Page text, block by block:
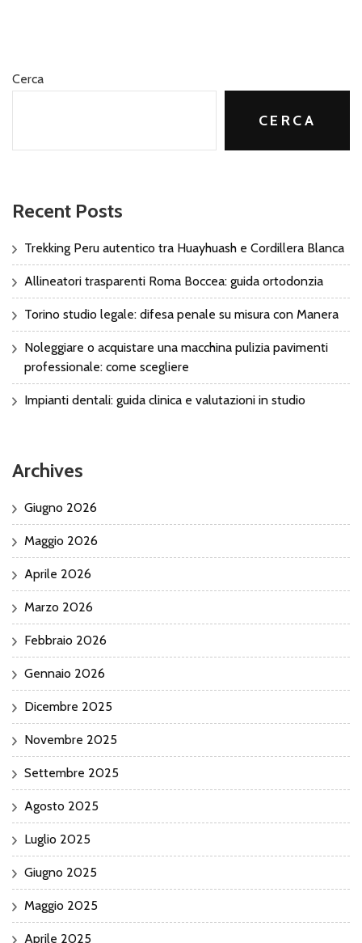
Cerca
CERCA
Recent Posts
Trekking Peru autentico tra Huayhuash e Cordillera Blanca
Allineatori trasparenti Roma Boccea: guida ortodonzia
Torino studio legale: difesa penale su misura con Manera
Noleggiare o acquistare una macchina pulizia pavimenti
professionale: come scegliere
Impianti dentali: guida clinica e valutazioni in studio
Archives
Giugno 2026
Maggio 2026
Aprile 2026
Marzo 2026
Febbraio 2026
Gennaio 2026
Dicembre 2025
Novembre 2025
Settembre 2025
Agosto 2025
Luglio 2025
Giugno 2025
Maggio 2025
Aprile 2025